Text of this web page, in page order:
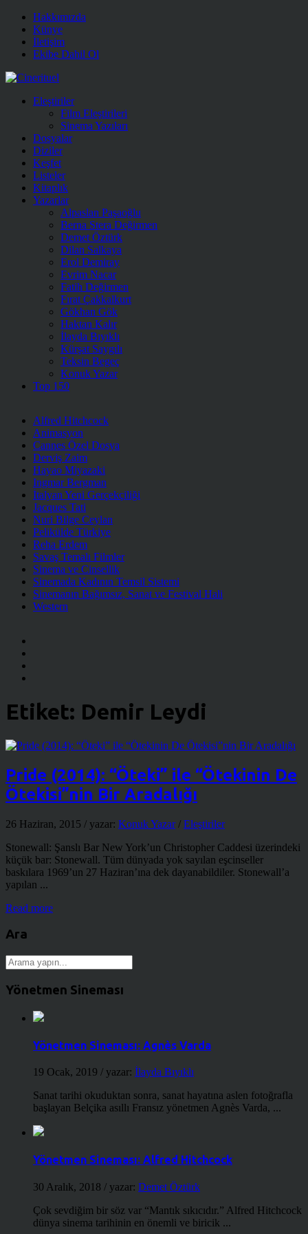
Hakkımızda
Künye
İletişim
Ekibe Dahil Ol
Eleştiriler
Film Eleştirileri
Sinema Yazıları
Dosyalar
Diziler
Keşfet
Listeler
Kitaplık
Yazarlar
Alpaslan Paşaoğlu
Berna Stera Değirmen
Demet Öztürk
Dilan Salkaya
Erol Demiray
Evrim Nacar
Fatih Değirmen
Fırat Çakkalkurt
Gökhan Gök
Haktan Kalır
İlayda Bıyıklı
Kürşat Saygılı
Teksin Begeç
Konuk Yazar
Top 150
Alfred Hitchcock
Animasyon
Cannes Özel Dosya
Derviş Zaim
Hayao Miyazaki
Ingmar Bergman
İtalyan Yeni Gerçekçiliği
Jacques Tati
Nuri Bilge Ceylan
Pelikülde Türkiye
Reha Erdem
Savaş Temalı Filmler
Sinema ve Cinsellik
Sinemada Kadının Temsil Sistemi
Sinemanın Bağımsız, Sanat ve Festival Hali
Western
Etiket: Demir Leydi
Pride (2014): “Öteki” ile “Ötekinin De
Ötekisi”nin Bir Aradalığı
26 Haziran, 2015 / yazar: Konuk Yazar/ Eleştiriler
Stonewall: Şanslı Bar New York’un Christopher Caddesi üzerindeki
küçük bar: Stonewall. Tüm dünyada yok sayılan eşcinseller
baskılara 1969’un 27 Haziran’ına dek dayanabildiler. Stonewall’a
yapılan ...
Read more
Ara
Yönetmen Sineması
Yönetmen Sineması: Agnès Varda
19 Ocak, 2019 / yazar: İlayda Bıyıklı
Sanat tarihi okuduktan sonra, sanat hayatına aslen fotoğrafla
başlayan Belçika asıllı Fransız yönetmen Agnès Varda, ...
Yönetmen Sineması: Alfred Hitchcock
30 Aralık, 2018 / yazar: Demet Öztürk
Çok sevdiğim bir söz var “Mantık sıkıcıdır.” Alfred Hitchcock
dünya sinema tarihinin en önemli ve biricik ...